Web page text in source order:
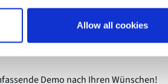
Allow all cookies
mit den Teilnehmenden.
Demo nach Ihren Wünschen!